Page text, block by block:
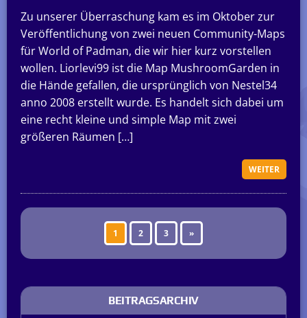
Zu unserer Überraschung kam es im Oktober zur
Veröffentlichung von zwei neuen Community-Maps
für World of Padman, die wir hier kurz vorstellen
wollen. Liorlevi99 ist die Map MushroomGarden in
die Hände gefallen, die ursprünglich von Nestel34
anno 2008 erstellt wurde. Es handelt sich dabei um
eine recht kleine und simple Map mit zwei
größeren Räumen […]
WEITER
1 2 3 »
BEITRAGSARCHIV